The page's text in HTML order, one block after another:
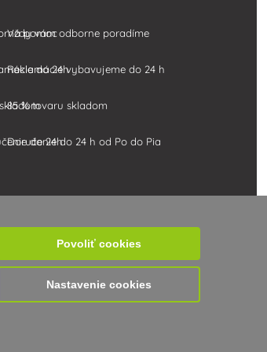
Vždy vám odborne poradíme
Reklamácie vybavujeme do 24 h
85 % tovaru skladom
Doručenie do 24 h od Po do Pia
Povoliť cookies
Nastavenie cookies